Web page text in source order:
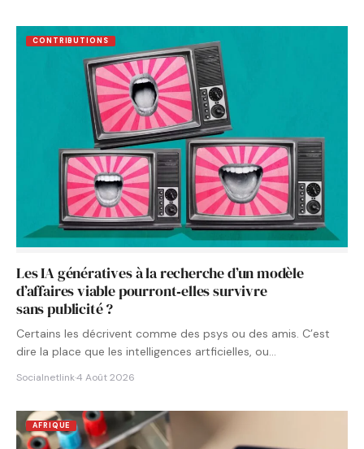
CONTRIBUTIONS
Les IA génératives à la recherche d’un modèle
d’affaires viable pourront‑elles survivre
sans publicité ?
Certains les décrivent comme des psys ou des amis. C’est
dire la place que les intelligences artficielles, ou…
Socialnetlink·4 Août 2026
AFRIQUE